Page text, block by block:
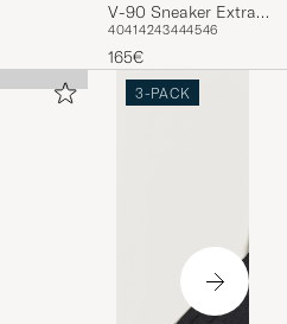
V-90 Sneaker Extra
White/California
40414243444546
165€
3-PACK